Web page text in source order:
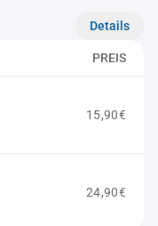
Details
PREIS
15,90€
24,90€